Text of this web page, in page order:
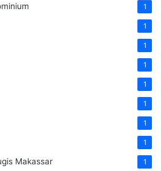
1
1
1
1
1
1
1
1
Makassar 1